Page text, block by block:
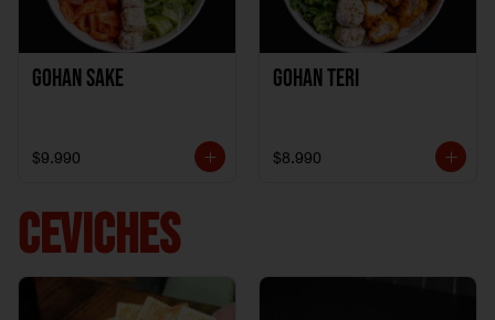
Gohan Sake
$9.990
Gohan Teri
$8.990
CEVICHES